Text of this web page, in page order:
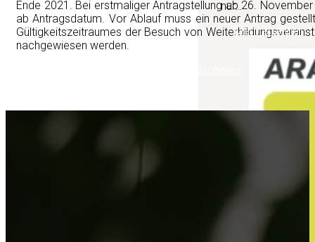
nur…
Mehr erfahren
Ende 2021. Bei erstmaliger Antragstellung ab 26.
ab Antragsdatum. Vor Ablauf muss ein neuer Antrag
Gültigkeitszeitraumes der Besuch von
nachgewiesen werden.